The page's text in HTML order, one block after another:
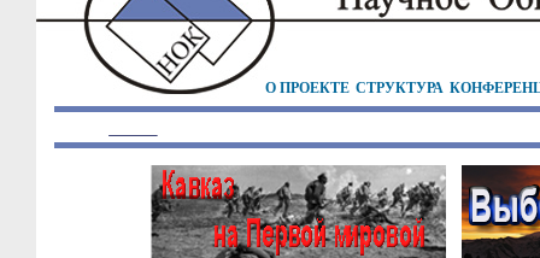
О ПРОЕКТЕ СТРУКТУРА